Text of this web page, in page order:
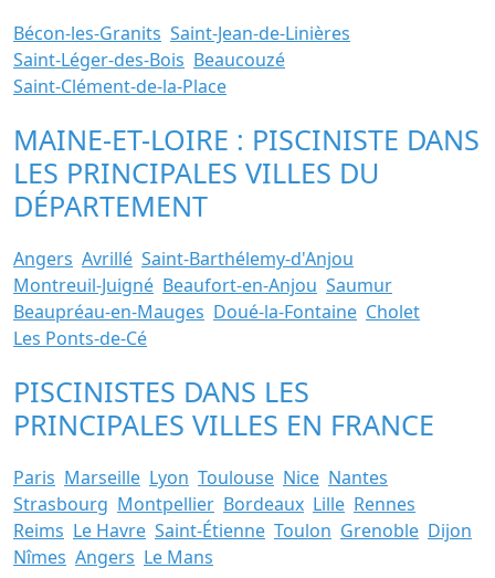
Bécon-les-Granits Saint-Jean-de-Linières
Saint-Léger-des-Bois Beaucouzé
Saint-Clément-de-la-Place
MAINE-ET-LOIRE : PISCINISTE DANS
LES PRINCIPALES VILLES DU
DÉPARTEMENT
Angers Avrillé Saint-Barthélemy-d'Anjou
Montreuil-Juigné Beaufort-en-Anjou Saumur
Beaupréau-en-Mauges Doué-la-Fontaine Cholet
Les Ponts-de-Cé
PISCINISTES DANS LES
PRINCIPALES VILLES EN FRANCE
Paris Marseille Lyon Toulouse Nice Nantes
Strasbourg Montpellier Bordeaux Lille Rennes
Reims Le Havre Saint-Étienne Toulon Grenoble Dijon
Nîmes Angers Le Mans